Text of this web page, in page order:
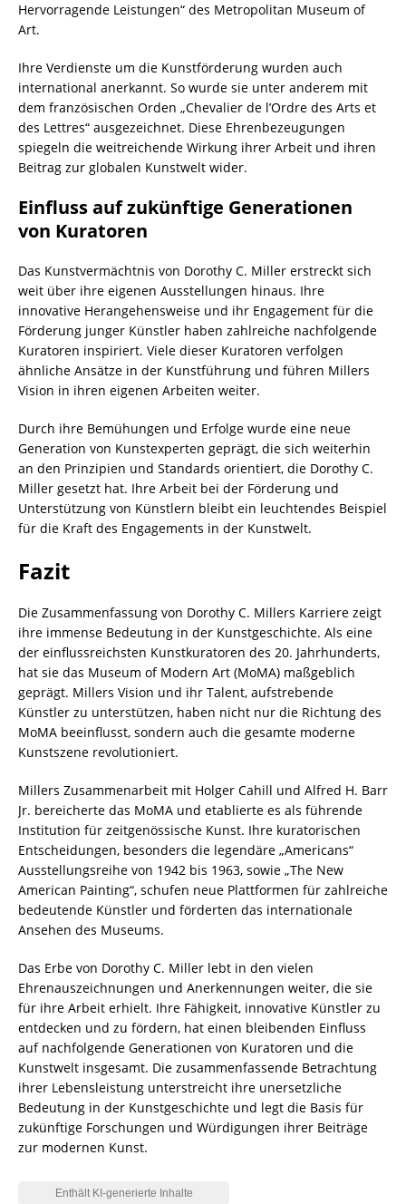
Hervorragende Leistungen“ des Metropolitan Museum of
Art.
Ihre Verdienste um die Kunstförderung wurden auch
international anerkannt. So wurde sie unter anderem mit
dem französischen Orden „Chevalier de l’Ordre des Arts et
des Lettres“ ausgezeichnet. Diese Ehrenbezeugungen
spiegeln die weitreichende Wirkung ihrer Arbeit und ihren
Beitrag zur globalen Kunstwelt wider.
Einfluss auf zukünftige Generationen
von Kuratoren
Das Kunstvermächtnis von Dorothy C. Miller erstreckt sich
weit über ihre eigenen Ausstellungen hinaus. Ihre
innovative Herangehensweise und ihr Engagement für die
Förderung junger Künstler haben zahlreiche nachfolgende
Kuratoren inspiriert. Viele dieser Kuratoren verfolgen
ähnliche Ansätze in der Kunstführung und führen Millers
Vision in ihren eigenen Arbeiten weiter.
Durch ihre Bemühungen und Erfolge wurde eine neue
Generation von Kunstexperten geprägt, die sich weiterhin
an den Prinzipien und Standards orientiert, die Dorothy C.
Miller gesetzt hat. Ihre Arbeit bei der Förderung und
Unterstützung von Künstlern bleibt ein leuchtendes Beispiel
für die Kraft des Engagements in der Kunstwelt.
Fazit
Die Zusammenfassung von Dorothy C. Millers Karriere zeigt
ihre immense Bedeutung in der Kunstgeschichte. Als eine
der einflussreichsten Kunstkuratoren des 20. Jahrhunderts,
hat sie das Museum of Modern Art (MoMA) maßgeblich
geprägt. Millers Vision und ihr Talent, aufstrebende
Künstler zu unterstützen, haben nicht nur die Richtung des
MoMA beeinflusst, sondern auch die gesamte moderne
Kunstszene revolutioniert.
Millers Zusammenarbeit mit Holger Cahill und Alfred H. Barr
Jr. bereicherte das MoMA und etablierte es als führende
Institution für zeitgenössische Kunst. Ihre kuratorischen
Entscheidungen, besonders die legendäre „Americans“
Ausstellungsreihe von 1942 bis 1963, sowie „The New
American Painting“, schufen neue Plattformen für zahlreiche
bedeutende Künstler und förderten das internationale
Ansehen des Museums.
Das Erbe von Dorothy C. Miller lebt in den vielen
Ehrenauszeichnungen und Anerkennungen weiter, die sie
für ihre Arbeit erhielt. Ihre Fähigkeit, innovative Künstler zu
entdecken und zu fördern, hat einen bleibenden Einfluss
auf nachfolgende Generationen von Kuratoren und die
Kunstwelt insgesamt. Die zusammenfassende Betrachtung
ihrer Lebensleistung unterstreicht ihre unersetzliche
Bedeutung in der Kunstgeschichte und legt die Basis für
zukünftige Forschungen und Würdigungen ihrer Beiträge
zur modernen Kunst.